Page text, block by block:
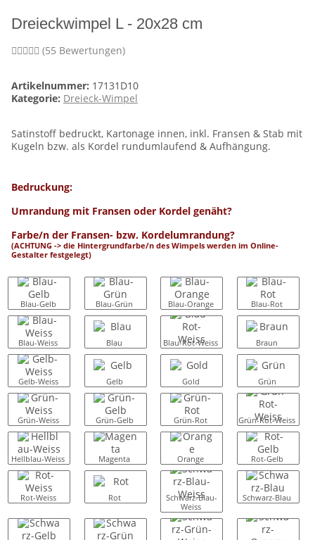
Dreieckwimpel L - 20x28 cm
(55 Bewertungen)
Artikelnummer: 17131D10
Kategorie: Dreieck-Wimpel
Satinstoff bedruckt, Kartonage innen, inkl. Fransen & Stab mit
Kugeln bzw. als Kordel rundumlaufend & Aufhängung.
Bedruckung:
Umrandung mit Fransen oder Kordel genäht?
Farbe/n der Fransen- bzw. Kordelumrandung?
(ACHTUNG -> die Hintergrundfarbe/n des Wimpels werden im Online-
Gestalter festgelegt)
Blau-Gelb Blau-Grün Blau-Orange Blau-Rot
Blau-Weiss Blau Blau-Rot-Weiss Braun
Gelb-Weiss Gelb Gold Grün
Grün-Weiss Grün-Gelb Grün-Rot Grün-Rot-Weiss
Hellblau-Weiss Magenta Orange Rot-Gelb
Rot-Weiss Rot
Schwarz-Blau-
Weiss
Schwarz-Blau